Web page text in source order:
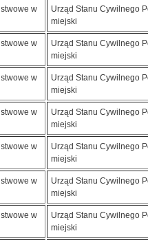
w
Urząd Stanu Cywilnego
miejski
w
Urząd Stanu Cywilnego
miejski
w
Urząd Stanu Cywilnego
miejski
w
Urząd Stanu Cywilnego
miejski
w
Urząd Stanu Cywilnego
miejski
w
Urząd Stanu Cywilnego
miejski
w
Urząd Stanu Cywilnego
miejski